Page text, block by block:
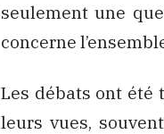
seulement une
concerne
Les débats ont été
leurs vues,